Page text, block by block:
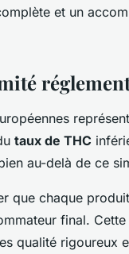
et un
taux de THC
au-delà de ce
que chaque
final.
qualité rigoureux